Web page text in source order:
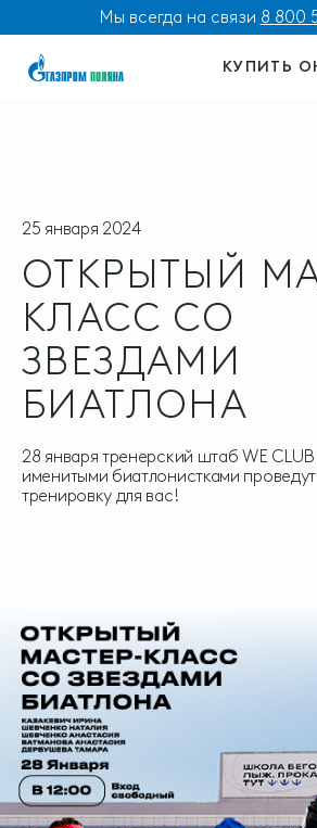
Мы всегда на связи 8 800
КУПИТЬ
25 января 2024
ОТКРЫТЫЙ
КЛАСС СО
ЗВЕЗДАМИ
БИАТЛОНА
28 января тренерский штаб WE
именитыми биатлонистками
тренировку для вас!